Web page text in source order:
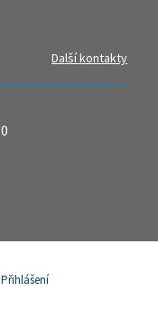
Další kontakty
Přihlášení